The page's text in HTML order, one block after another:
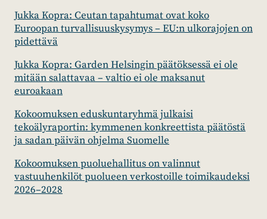
Jukka Kopra: Ceutan tapahtumat ovat koko
Euroopan turvallisuuskysymys – EU:n ulkorajojen on
pidettävä
Jukka Kopra: Garden Helsingin päätöksessä ei ole
mitään salattavaa – valtio ei ole maksanut
euroakaan
Kokoomuksen eduskuntaryhmä julkaisi
tekoälyraportin: kymmenen konkreettista päätöstä
ja sadan päivän ohjelma Suomelle
Kokoomuksen puoluehallitus on valinnut
vastuuhenkilöt puolueen verkostoille toimikaudeksi
2026–2028